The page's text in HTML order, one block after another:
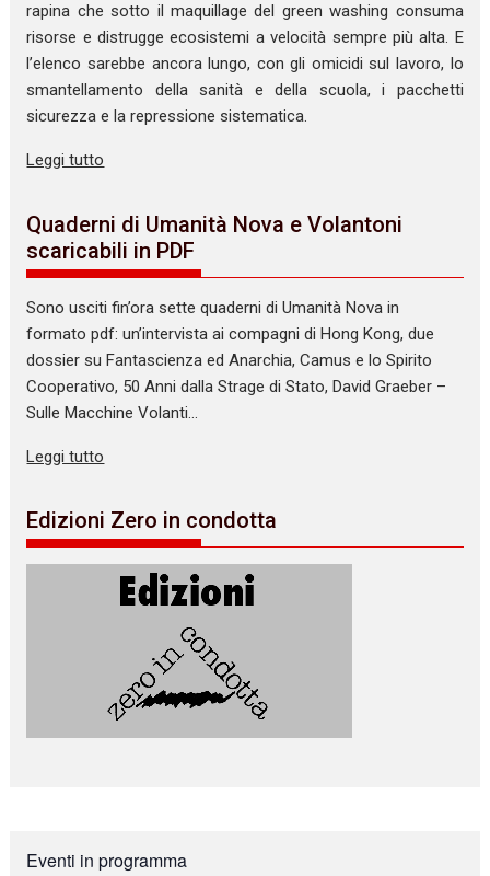
rapina che sotto il maquillage del green washing consuma
risorse e distrugge ecosistemi a velocità sempre più alta. E
l’elenco sarebbe ancora lungo, con gli omicidi sul lavoro, lo
smantellamento della sanità e della scuola, i pacchetti
sicurezza e la repressione sistematica.
Leggi tutto
Quaderni di Umanità Nova e Volantoni
scaricabili in PDF
Sono usciti fin’ora sette quaderni di Umanità Nova in
formato pdf: un’intervista ai compagni di Hong Kong, due
dossier su Fantascienza ed Anarchia, Camus e lo Spirito
Cooperativo, 50 Anni dalla Strage di Stato, David Graeber –
Sulle Macchine Volanti…
Leggi tutto
Edizioni Zero in condotta
Eventi in programma